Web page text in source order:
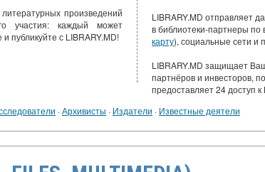
LIBRARY.MD отправляет
в библиотеки-партнеры по
карту), социальные сети и
LIBRARY.MD защищает
партнёров и инвесторов,
предоставляет 24 доступ
произведений
участия: каждый может
публикуйте с LIBRARY.MD!
·Архивисты · Издатели · Известные деятели